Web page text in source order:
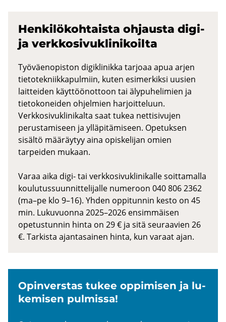
Hen­ki­lö­koh­tais­ta oh­jaus­ta digi-
ja verk­ko­si­vukli­ni­koil­ta
Työväenopiston digiklinikka tarjoaa apua arjen
tietotekniikkapulmiin, kuten esimerkiksi uusien
laitteiden käyttöönottoon tai älypuhelimien ja
tietokoneiden ohjelmien harjoitteluun.
Verkkosivuklinikalta saat tukea nettisivujen
perustamiseen ja ylläpitämiseen. Opetuksen
sisältö määräytyy aina opiskelijan omien
tarpeiden mukaan.
Varaa aika digi- tai verkkosivuklinikalle soittamalla
koulutussuunnittelijalle numeroon 040 806 2362
(ma–pe klo 9–16). Yhden oppitunnin kesto on 45
min. Lukuvuonna 2025–2026 ensimmäisen
opetustunnin hinta on 29 € ja sitä seuraavien 26
€. Tarkista ajantasainen hinta, kun varaat ajan.
Opin­vers­tas tukee op­pi­mi­sen ja lu­
ke­mi­sen pul­mis­sa!